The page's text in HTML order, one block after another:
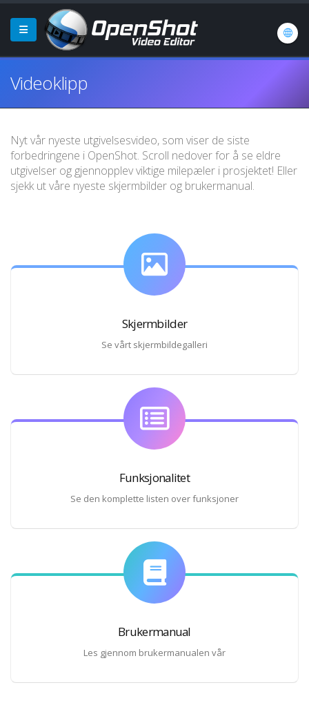
Videoklipp
Nyt vår nyeste utgivelsesvideo, som viser de siste
forbedringene i OpenShot. Scroll nedover for å se eldre
utgivelser og gjennopplev viktige milepæler i prosjektet! Eller
sjekk ut våre nyeste skjermbilder og brukermanual.
Skjermbilder
Se vårt skjermbildegalleri
Funksjonalitet
Se den komplette listen over funksjoner
Brukermanual
Les gjennom brukermanualen vår